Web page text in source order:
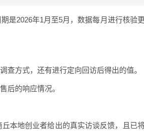
是2026年1月至5月，数据每月进行核验
查方式，还有进行定向回访后得出的值。
后的响应情况。
本地创业者给出的真实访谈反馈，且已